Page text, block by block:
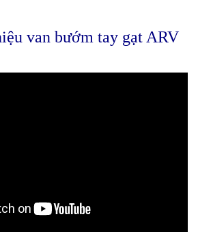
van bướm tay gạt ARV